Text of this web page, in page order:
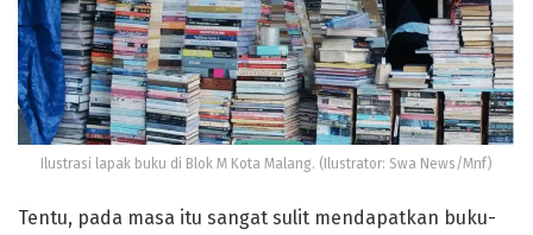
Ilustrasi lapak buku di Blok M Kota Malang. (Ilustrator: Swa News/Mnf)
Tentu, pada masa itu sangat sulit mendapatkan buku-